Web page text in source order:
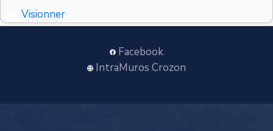
Visionner
Facebook
IntraMuros Crozon